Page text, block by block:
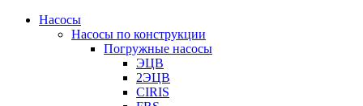
Насосы
Насосы по конструкции
Погружные насосы
ЭЦВ
2ЭЦВ
CIRIS